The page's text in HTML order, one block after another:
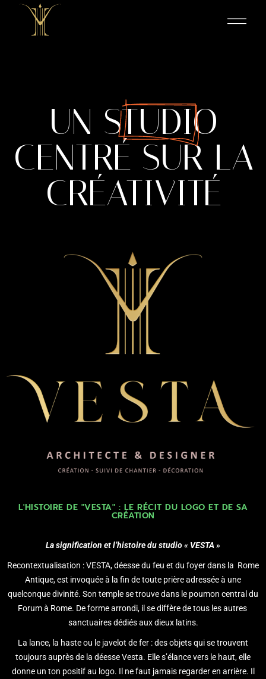
UN STUDIO
CENTRÉ SUR LA
CRÉATIVITÉ
L'HISTOIRE DE "VESTA" : LE RÉCIT DU LOGO ET DE SA
CRÉATION
La signification et l’histoire du studio « VESTA »
Recontextualisation : VESTA, déesse du feu et du foyer dans la Rome
Antique, est invoquée à la fin de toute prière adressée à une
quelconque divinité. Son temple se trouve dans le poumon central du
Forum à Rome. De forme arrondi, il se diffère de tous les autres
sanctuaires dédiés aux dieux latins.
La lance, la haste ou le javelot de fer : des objets qui se trouvent
toujours auprès de la déesse Vesta. Elle s’élance vers le haut, elle
donne un ton positif au logo. Il ne faut jamais regarder en arrière. Il